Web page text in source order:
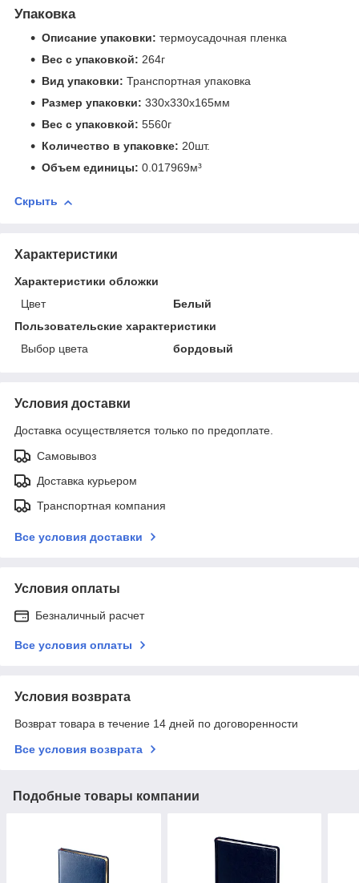
Упаковка
Описание упаковки: термоусадочная пленка
Вес с упаковкой: 264г
Вид упаковки: Транспортная упаковка
Размер упаковки: 330x330x165мм
Вес с упаковкой: 5560г
Количество в упаковке: 20шт.
Объем единицы: 0.017969м³
Скрыть
Характеристики
Характеристики обложки
Цвет
Белый
Пользовательские характеристики
Выбор цвета
бордовый
Условия доставки
Доставка осуществляется только по предоплате.
Самовывоз
Доставка курьером
Транспортная компания
Все условия доставки
Условия оплаты
Безналичный расчет
Все условия оплаты
Условия возврата
Возврат товара в течение 14 дней по договоренности
Все условия возврата
Подобные товары компании